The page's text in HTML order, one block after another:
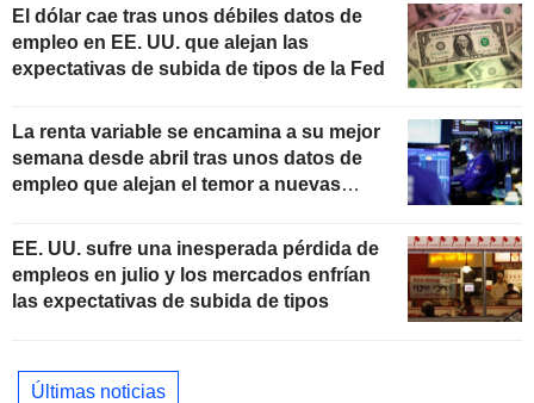
El dólar cae tras unos débiles datos de
empleo en EE. UU. que alejan las
expectativas de subida de tipos de la Fed
La renta variable se encamina a su mejor
semana desde abril tras unos datos de
empleo que alejan el temor a nuevas
EE. UU. sufre una inesperada pérdida de
empleos en julio y los mercados enfrían
las expectativas de subida de tipos
Últimas noticias